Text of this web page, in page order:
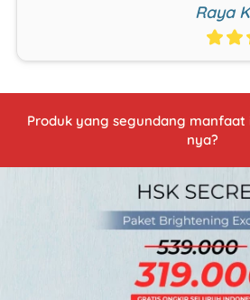
Raya
Produk yang segundang manfaat
nya?